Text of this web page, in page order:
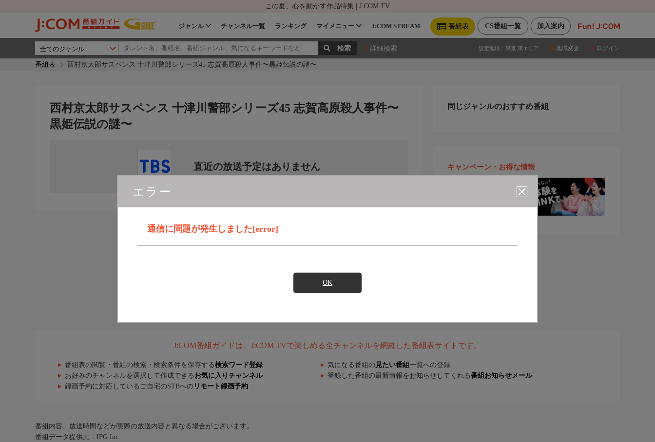
この夏、心を動かす作品特集 | J:COM TV
加入案内
CS番組一覧
番組表
ジャンル チャンネル一覧 ランキング マイメニュー J:COM STREAM
詳細検索 設定地域： 東京 東エリア 地域変更 ログイン
番組表 西村京太郎サスペンス 十津川警部シリーズ45 志賀高原殺人事件〜黒姫伝説の謎〜
エラー
通信に問題が発生しました[error]
OK
西村京太郎サスペンス 十津川警部シリーズ45 志賀高原殺人事件〜
黒姫伝説の謎〜
直近の放送予定はありません
同じジャンルのおすすめ番組
キャンペーン・お得な情報
J:COM番組ガイドは、J:COM TVで楽しめる全チャンネルを網羅した番組表サイトです。
番組表の閲覧・番組の検索・検索条件を保存する検索ワード登録 気になる番組の 見たい番組 一覧への登録
お好みのチャンネルを選択して作成できる お気に入りチャンネル 登録した番組の最新情報をお知らせしてくれる番組お知らせメール
録画予約に対応しているご自宅のSTBへの リモート録画予約
番組内容、放送時間などが実際の放送内容と異なる場合がございます。
番組データ提供元：IPG Inc.